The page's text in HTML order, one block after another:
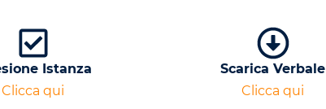
Istanza
Clicca qui
Scarica Verbale
Clicca qui